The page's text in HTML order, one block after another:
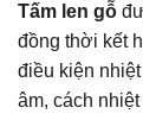
Tấm len gỗ
đồng thời kết
điều kiện
âm, cách